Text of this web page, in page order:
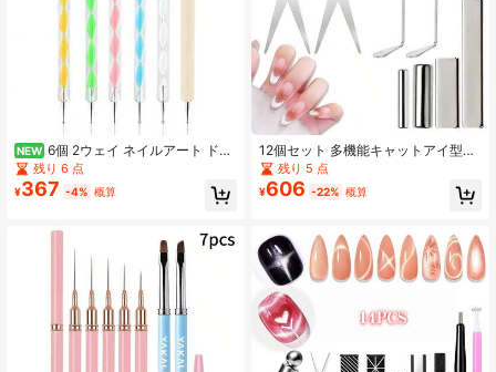
NEW 6個 2ウェイ ネイルアート ドッ
ティングペン、精密なドット & 詳細
なデザイン用、ネイルアート愛好
家、ネイルテック用品に最適
残り 6 点
¥367 -4% 概算
12個セット 多機能キャットアイ型ネ
イルセット、キャットアイデザイン
ネイル用品、簡単にキャットアイ型
が作れる、マニキュアサロン必需品
残り 5 点
¥606 -22% 概算